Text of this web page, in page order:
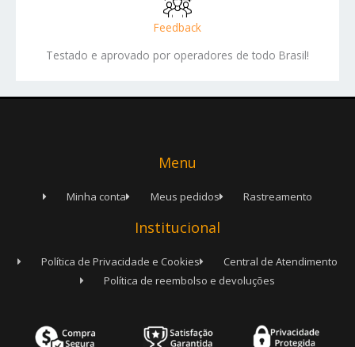
Feedback
Testado e aprovado por operadores de todo Brasil!
Menu
Minha conta Meus pedidos Rastreamento
Institucional
Política de Privacidade e Cookies
Central de Atendimento
Política de reembolso e devoluções